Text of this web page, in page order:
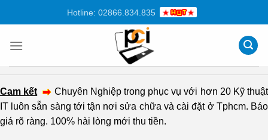
dung
Hotline: 02866.834.835
Cam kết
Chuyên Nghiệp trong phục vụ với hơn 20 Kỹ thuật
IT luôn sẵn sàng tới tận nơi sửa chữa và cài đặt ở Tphcm. Báo
giá rõ ràng. 100% hài lòng mới thu tiền.